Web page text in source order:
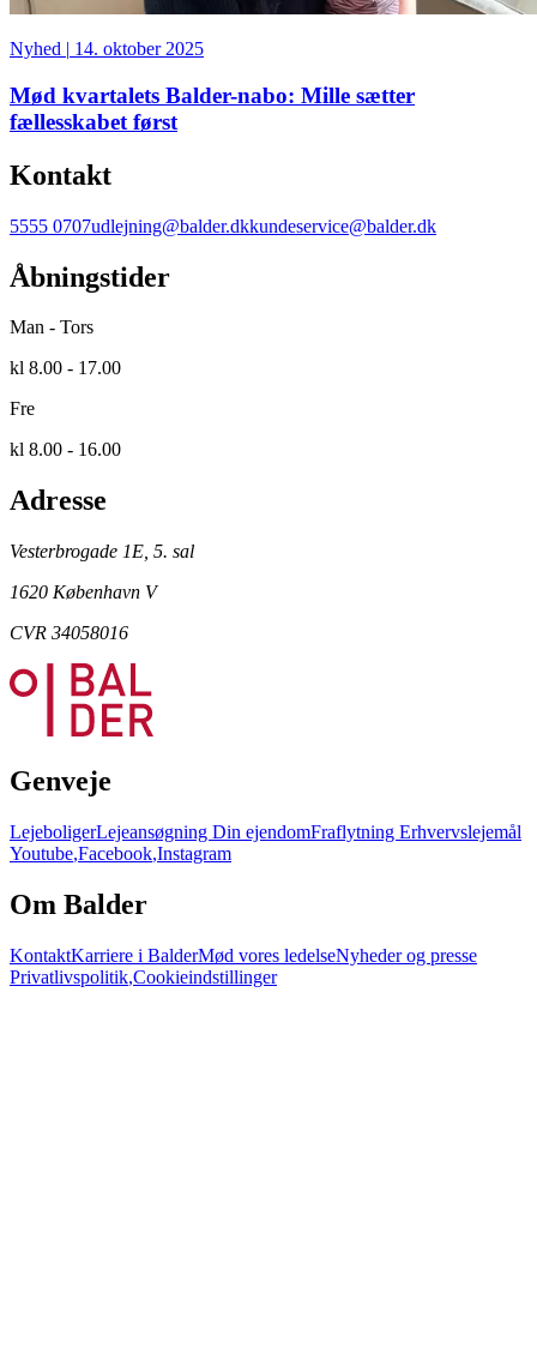
Nyhed | 14. oktober 2025
Mød kvartalets Balder-nabo: Mille sætter
fællesskabet først
Kontakt
5555 0707udlejning@balder.dkkundeservice@balder.dk
Åbningstider
Man - Tors
kl 8.00 - 17.00
Fre
kl 8.00 - 16.00
Adresse
Vesterbrogade 1E, 5. sal
1620 København V
CVR 34058016
Genveje
LejeboligerLejeansøgning Din ejendomFraflytning Erhvervslejemål
Youtube,Facebook,Instagram
Om Balder
KontaktKarriere i BalderMød vores ledelseNyheder og presse
Privatlivspolitik,Cookieindstillinger